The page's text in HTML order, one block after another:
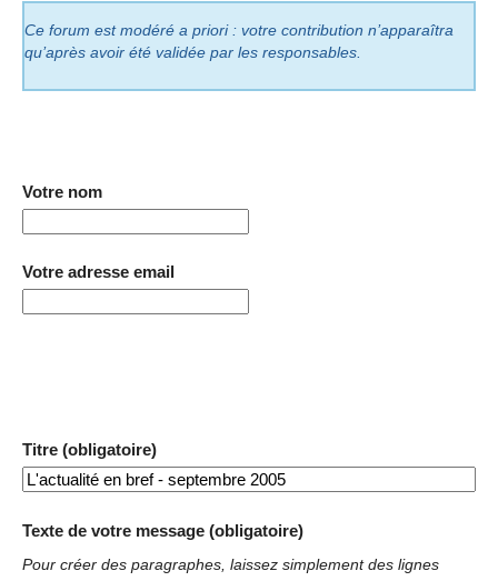
Ce forum est modéré a priori : votre contribution n’apparaîtra
qu’après avoir été validée par les responsables.
Votre nom
Votre adresse email
Titre (obligatoire)
Texte de votre message (obligatoire)
Pour créer des paragraphes, laissez simplement des lignes